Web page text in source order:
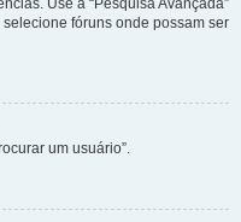
Use a “Pesquisa Avançada”
fóruns onde possam ser
um usuário”.